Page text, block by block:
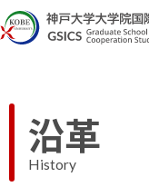
沿革
History